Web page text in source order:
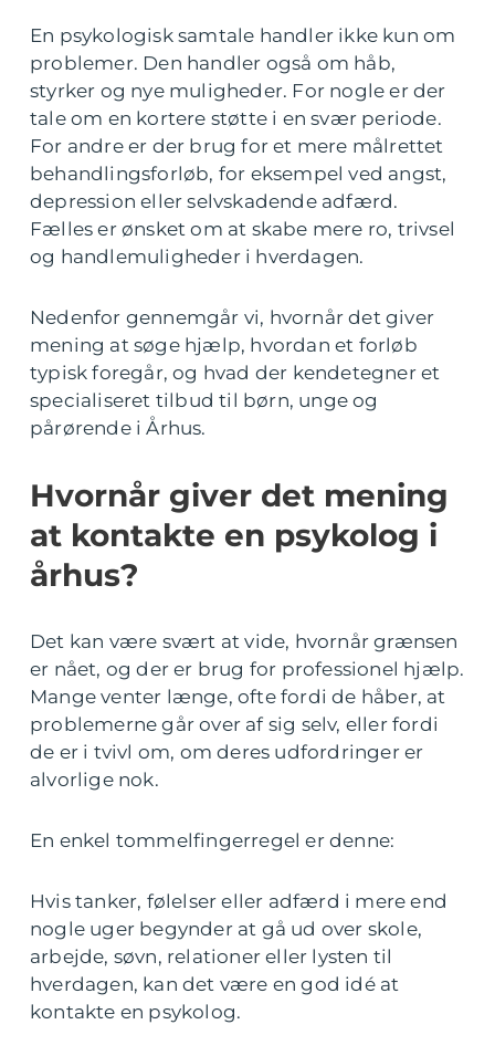
En psykologisk samtale handler ikke kun om
problemer. Den handler også om håb,
styrker og nye muligheder. For nogle er der
tale om en kortere støtte i en svær periode.
For andre er der brug for et mere målrettet
behandlingsforløb, for eksempel ved angst,
depression eller selvskadende adfærd.
Fælles er ønsket om at skabe mere ro, trivsel
og handlemuligheder i hverdagen.
Nedenfor gennemgår vi, hvornår det giver
mening at søge hjælp, hvordan et forløb
typisk foregår, og hvad der kendetegner et
specialiseret tilbud til børn, unge og
pårørende i Århus.
Hvornår giver det mening
at kontakte en psykolog i
århus?
Det kan være svært at vide, hvornår grænsen
er nået, og der er brug for professionel hjælp.
Mange venter længe, ofte fordi de håber, at
problemerne går over af sig selv, eller fordi
de er i tvivl om, om deres udfordringer er
alvorlige nok.
En enkel tommelfingerregel er denne:
Hvis tanker, følelser eller adfærd i mere end
nogle uger begynder at gå ud over skole,
arbejde, søvn, relationer eller lysten til
hverdagen, kan det være en god idé at
kontakte en psykolog.